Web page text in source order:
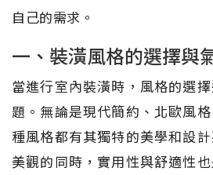
自己的需求。
一、裝潢風格的選擇與
當進行室內裝潢時，風格的選
題。無論是現代簡約、北歐風
種風格都有其獨特的美學和設
美觀的同時，實用性與舒適性